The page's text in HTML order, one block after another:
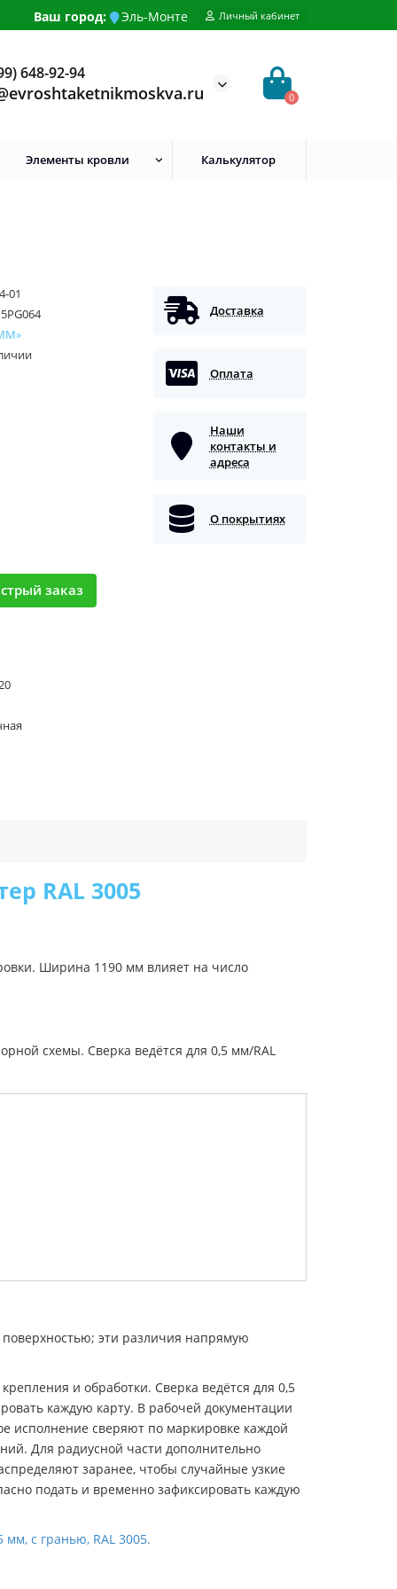
Ваш город: Эль-Монте Личный кабинет
648-92-94
0
Элементы кровли Калькулятор
01
заказ
Доставка
Оплата
Наши
контакты и
адреса
О покрытиях
RAL 3005
Ширина 1190 мм влияет на число
схемы. Сверка ведётся для 0,5 мм/RAL
эти различия напрямую
и обработки. Сверка ведётся для 0,5
каждую карту. В рабочей документации
сверяют по маркировке каждой
Для радиусной части дополнительно
заранее, чтобы случайные узкие
подать и временно зафиксировать каждую
с гранью, RAL 3005.